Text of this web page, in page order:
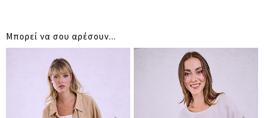
Μπορεί να σου αρέσουν...